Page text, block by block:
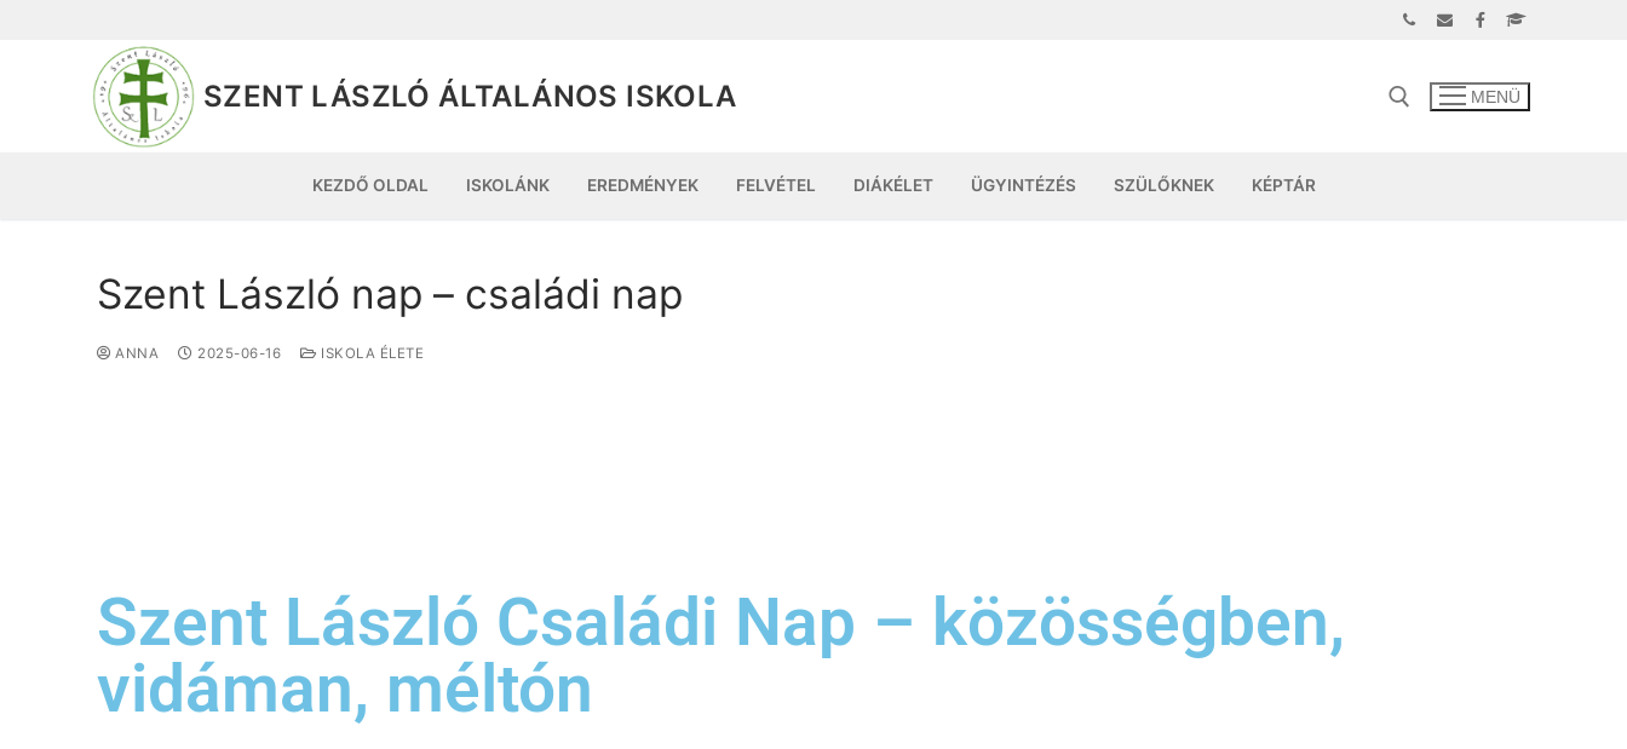
SZENT LÁSZLÓ ÁLTALÁNOS ISKOLA MENÜ
KEZDŐ OLDAL ISKOLÁNK EREDMÉNYEK FELVÉTEL DIÁKÉLET ÜGYINTÉZÉS SZÜLŐKNEK KÉPTÁR
Szent László nap – családi nap
ANNA 2025-06-16 ISKOLA ÉLETE
Szent László Családi Nap – közösségben,
vidáman, méltón